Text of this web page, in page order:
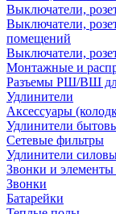
Выключатели,
Выключатели,
помещений
Выключатели,
Монтажные и
Разъемы РШ/ВШ
Удлинители
Аксессуары
Удлинители
Сетевые фильтры
Удлинители
Звонки и
Звонки
Батарейки